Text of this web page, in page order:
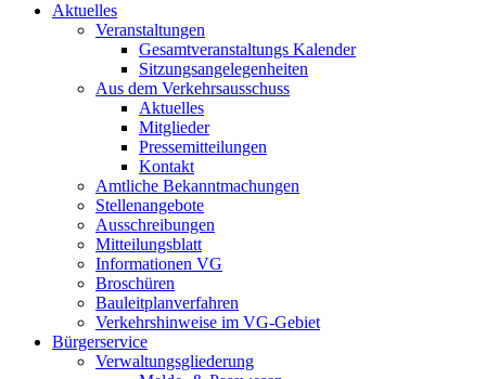
Aktuelles
Veranstaltungen
Gesamtveranstaltungs Kalender
Sitzungsangelegenheiten
Aus dem Verkehrsausschuss
Aktuelles
Mitglieder
Pressemitteilungen
Kontakt
Amtliche Bekanntmachungen
Stellenangebote
Ausschreibungen
Mitteilungsblatt
Informationen VG
Broschüren
Bauleitplanverfahren
Verkehrshinweise im VG-Gebiet
Bürgerservice
Verwaltungsgliederung